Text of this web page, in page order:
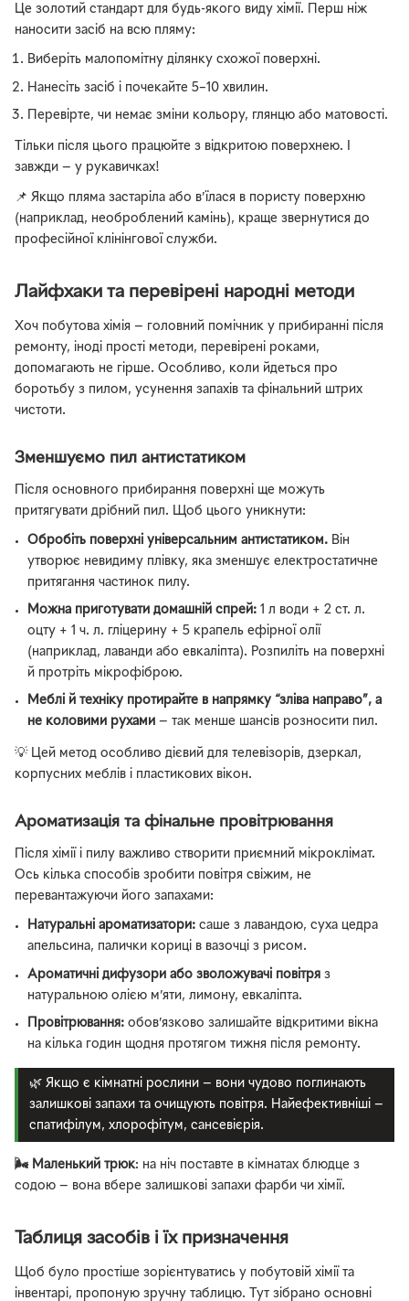
Це золотий стандарт для будь-якого виду хімії. Перш ніж
наносити засіб на всю пляму:
Виберіть малопомітну ділянку схожої поверхні.
Нанесіть засіб і почекайте 5–10 хвилин.
Перевірте, чи немає зміни кольору, глянцю або матовості.
Тільки після цього працюйте з відкритою поверхнею. І
завжди — у рукавичках!
📌 Якщо пляма застаріла або в’їлася в пористу поверхню
(наприклад, необроблений камінь), краще звернутися до
професійної клінінгової служби.
Лайфхаки та перевірені народні методи
Хоч побутова хімія — головний помічник у прибиранні після
ремонту, іноді прості методи, перевірені роками,
допомагають не гірше. Особливо, коли йдеться про
боротьбу з пилом, усунення запахів та фінальний штрих
чистоти.
Зменшуємо пил антистатиком
Після основного прибирання поверхні ще можуть
притягувати дрібний пил. Щоб цього уникнути:
Обробіть поверхні універсальним антистатиком. Він
утворює невидиму плівку, яка зменшує електростатичне
притягання частинок пилу.
Можна приготувати домашній спрей: 1 л води + 2 ст. л.
оцту + 1 ч. л. гліцерину + 5 крапель ефірної олії
(наприклад, лаванди або евкаліпта). Розпиліть на поверхні
й протріть мікрофіброю.
Меблі й техніку протирайте в напрямку “зліва направо”, а
не коловими рухами — так менше шансів розносити пил.
💡 Цей метод особливо дієвий для телевізорів, дзеркал,
корпусних меблів і пластикових вікон.
Ароматизація та фінальне провітрювання
Після хімії і пилу важливо створити приємний мікроклімат.
Ось кілька способів зробити повітря свіжим, не
перевантажуючи його запахами:
Натуральні ароматизатори: саше з лавандою, суха цедра
апельсина, палички кориці в вазочці з рисом.
Ароматичні дифузори або зволожувачі повітря з
натуральною олією м’яти, лимону, евкаліпта.
Провітрювання: обов’язково залишайте відкритими вікна
на кілька годин щодня протягом тижня після ремонту.
🌿 Якщо є кімнатні рослини — вони чудово поглинають
залишкові запахи та очищують повітря. Найефективніші —
спатифілум, хлорофітум, сансевієрія.
🌬️ Маленький трюк: на ніч поставте в кімнатах блюдце з
содою — вона вбере залишкові запахи фарби чи хімії.
Таблиця засобів і їх призначення
Щоб було простіше зорієнтуватись у побутовій хімії та
інвентарі, пропоную зручну таблицю. Тут зібрано основні